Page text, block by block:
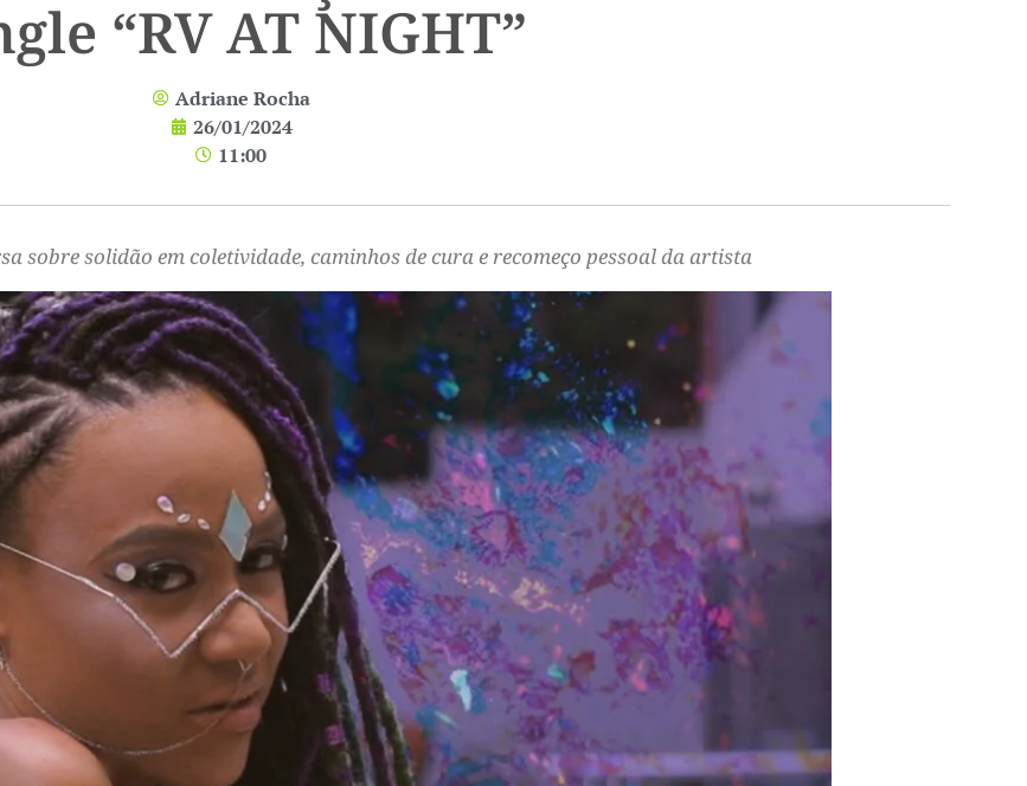
“RV AT NIGHT”
Adriane Rocha
26/01/2024
11:00
sobre solidão em coletividade, caminhos de cura e recomeço pessoal da artista